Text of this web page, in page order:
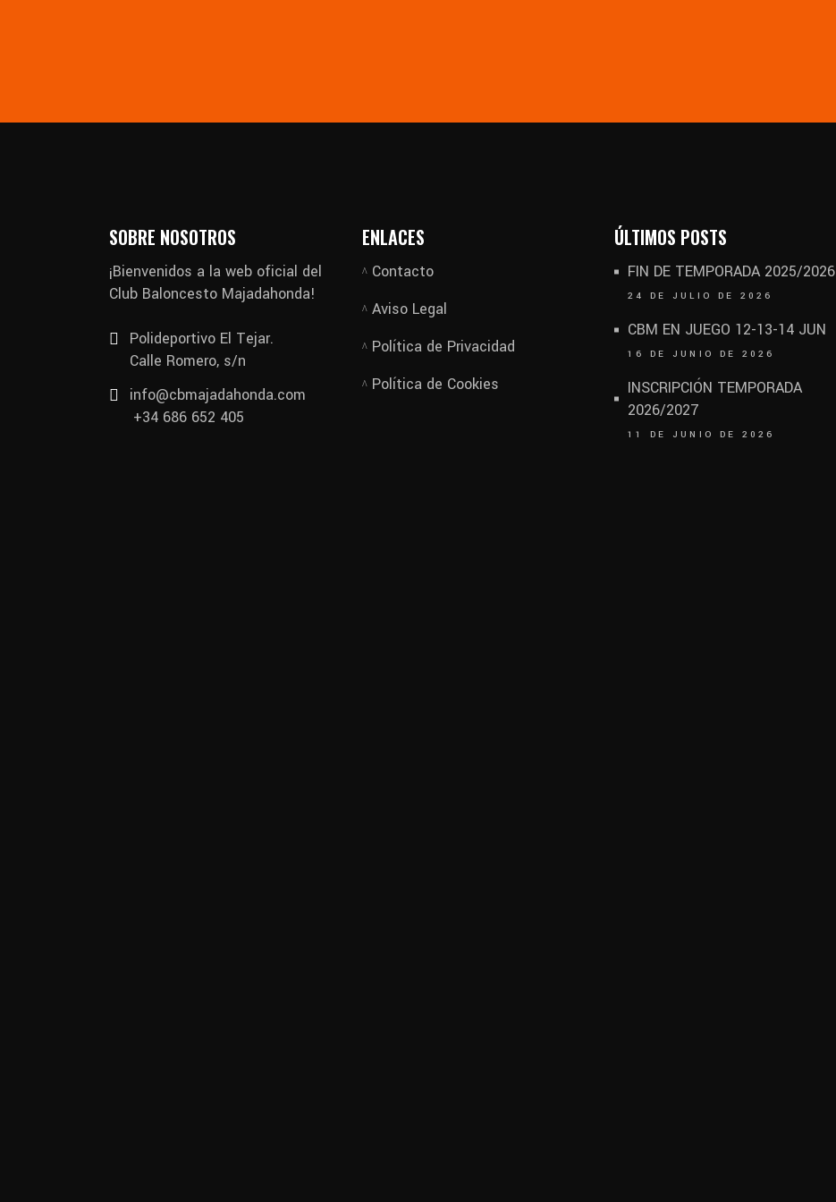
SOBRE NOSOTROS
¡Bienvenidos a la web oficial del
Club Baloncesto Majadahonda!
Polideportivo El Tejar.
Calle Romero, s/n
info@cbmajadahonda.com
+34 686 652 405
ENLACES
Contacto
Aviso Legal
Política de Privacidad
Política de Cookies
ÚLTIMOS POSTS
FIN DE TEMPORADA 2025/2026
24 DE JULIO DE 2026
CBM EN JUEGO 12-13-14 JUN
16 DE JUNIO DE 2026
INSCRIPCIÓN TEMPORADA
2026/2027
11 DE JUNIO DE 2026